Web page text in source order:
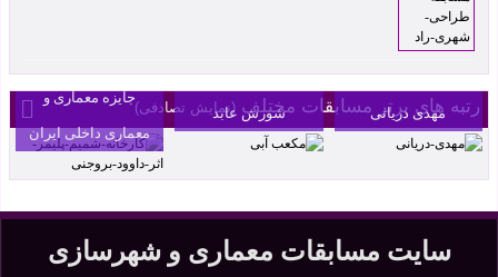
رتبه های برتر مسابقات مختلف (نمایش تصادفی)
سردر مجموعه
بنکداران آمل اثر
مهدی دریانی
مکعب آبی اثر
شورش عابد
جایزه معماری و
معماری داخلی ایران
سایت مسابقات معماری و شهرسازی